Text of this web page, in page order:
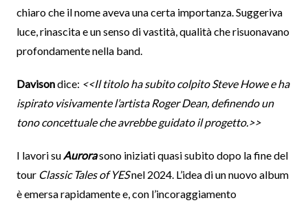
chiaro che il nome aveva una certa importanza. Suggeriva
luce, rinascita e un senso di vastità, qualità che risuonavano
profondamente nella band.
Davisondice: <<Il titolo ha subito colpito Steve Howe e ha
ispirato visivamente l’artista Roger Dean, definendo un
tono concettuale che avrebbe guidato il progetto.>>
I lavori su Aurorasono iniziati quasi subito dopo la fine del
tour Classic Tales of YESnel 2024. L’idea di un nuovo album
è emersa rapidamente e, con l’incoraggiamento